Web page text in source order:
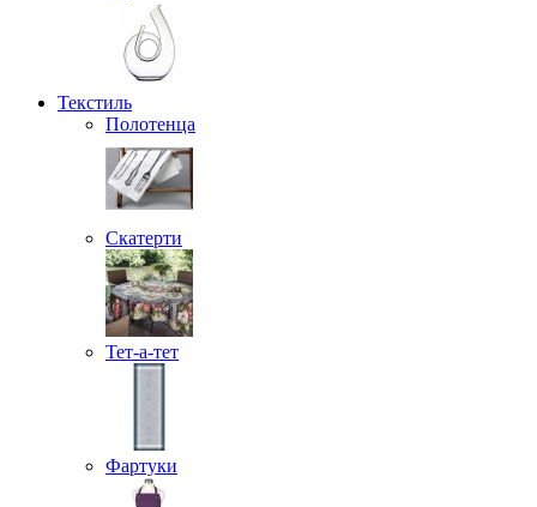
Текстиль
Полотенца
Скатерти
Тет-а-тет
Фартуки